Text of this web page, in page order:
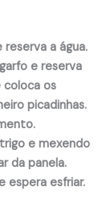
a água.
e reserva
coloca os
picadinhas.
e mexendo
da panela.
espera esfriar.